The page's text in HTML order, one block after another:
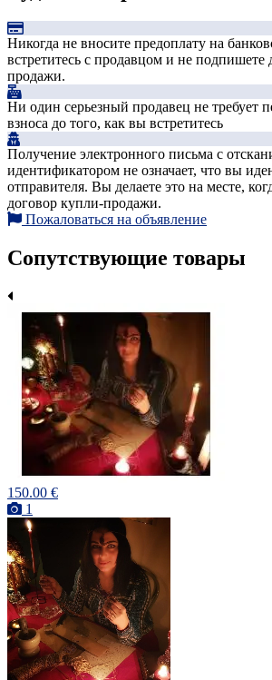
Никогда не вносите предоплату на
встретитесь с продавцом и не подпишете
продажи.
Ни один серьезный продавец не требует
взноса до того, как вы встретитесь
Получение электронного письма с
идентификатором не означает, что вы
отправителя. Вы делаете это на месте,
договор купли-продажи.
Пожаловаться на объявление
Сопутствующие товары
150.00 €
1